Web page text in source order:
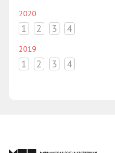
2020
1 2 3 4
2019
1 2 3 4